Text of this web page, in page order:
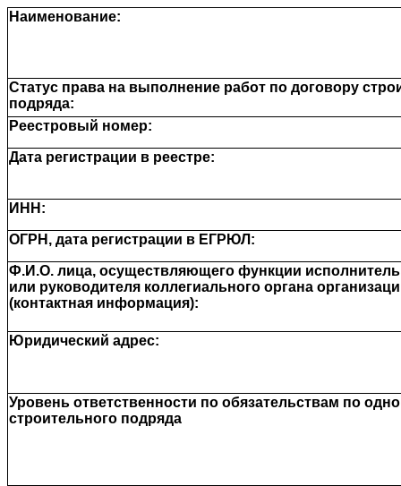
Наименование:
Статус права на выполнение работ по договору
подряда:
Реестровый номер:
Дата регистрации в реестре:
ИНН:
ОГРН, дата регистрации в ЕГРЮЛ:
Ф.И.О. лица, осуществляющего функции
или руководителя коллегиального органа
(контактная информация):
Юридический адрес:
Уровень ответственности по обязательствам по
строительного подряда